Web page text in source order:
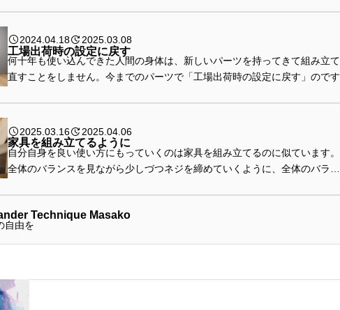
2024.04.18 2025.03.08
工場出荷時の設定に戻す
何十年も使い込んできた人間の身体は、新しいパーツを持ってきて組み立て
直すことをしません。今までのパーツで「工場出荷時の設定に戻す」のです
2025.03.16 2025.04.06
家具を組み立てるように
自分自身を良い使い方にもっていくのは家具を組み立てるのに似ています。
全体のバランスを見ながら少しづつネジを締めていくように、全体のバラン
Technique Masako
自由を